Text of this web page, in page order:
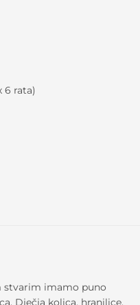
6 rata)
stvarim imamo puno
Dječja kolica, hranilice,